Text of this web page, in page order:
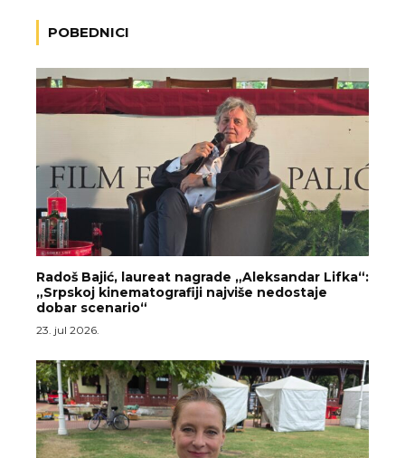
POBEDNICI
Radoš Bajić, laureat nagrade „Aleksandar Lifka“:
„Srpskoj kinematografiji najviše nedostaje
dobar scenario“
23. jul 2026.